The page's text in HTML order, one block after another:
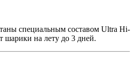
специальным составом Ultra Hi-
шарики на лету до 3 дней.